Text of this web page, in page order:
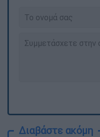
Διαβάστε ακόμη